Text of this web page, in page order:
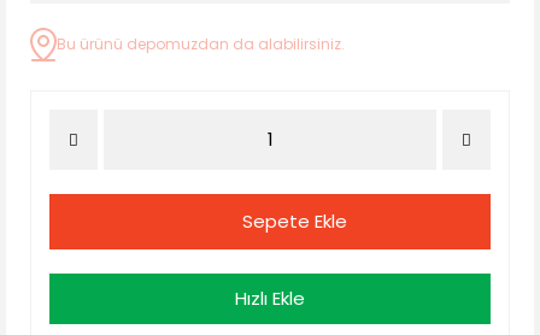
Bu ürünü depomuzdan da alabilirsiniz.
Sepete Ekle
Hızlı Ekle